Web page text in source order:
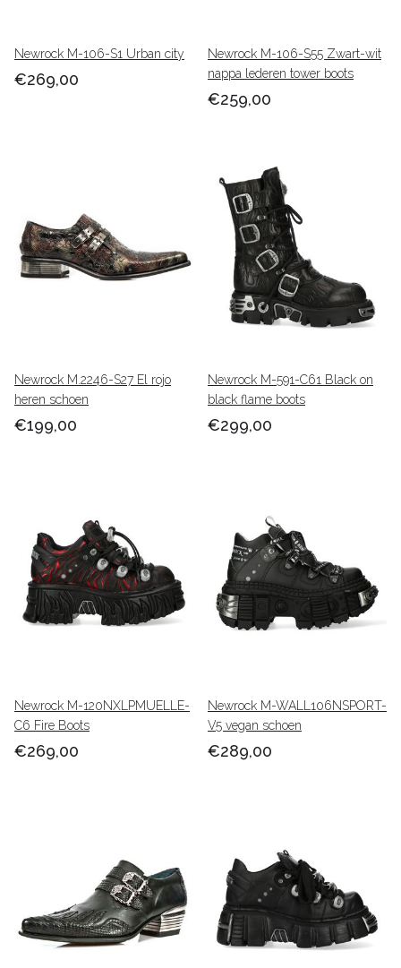
Newrock M-106-S1 Urban city
€269,00
Newrock M-106-S55 Zwart-wit
nappa lederen tower boots
€259,00
Newrock M.2246-S27 El rojo
heren schoen
€199,00
Newrock M-591-C61 Black on
black flame boots
€299,00
Newrock M-120NXLPMUELLE-
C6 Fire Boots
€269,00
Newrock M-WALL106NSPORT-
V5 vegan schoen
€289,00